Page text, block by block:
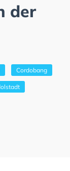
der
Cordobang